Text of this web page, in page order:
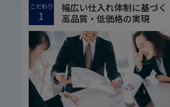
こだわり
1
幅広い仕入れ体制に基づく
高品質・低価格の実現